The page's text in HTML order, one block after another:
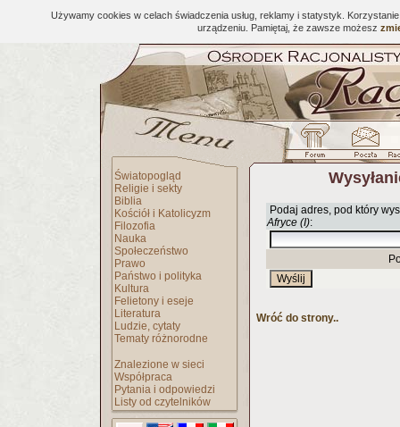
Używamy cookies w celach świadczenia usług, reklamy i statystyk.
urządzeniu. Pamiętaj, że zawsze możesz
Światopogląd
Religie i sekty
Biblia
Kościół i Katolicyzm
Filozofia
Nauka
Społeczeństwo
Prawo
Państwo i polityka
Kultura
Felietony i eseje
Literatura
Ludzie, cytaty
Tematy różnorodne
Znalezione w sieci
Współpraca
Pytania i odpowiedzi
Listy od czytelników
Podaj adres, pod który
Afryce (I):
Wróć do strony..